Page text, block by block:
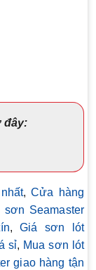
đây:
,Cửa hàng
Seamaster
,Giá sơn lót
sỉ, Mua sơn lót
giao hàng tận